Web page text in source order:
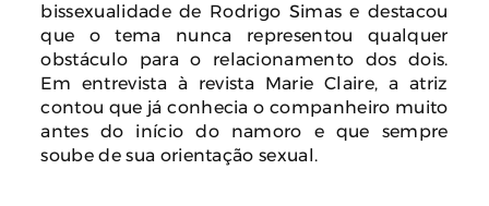
bissexualidade de Rodrigo Simas e destacou
que o tema nunca representou qualquer
obstáculo para o relacionamento dos dois.
Em entrevista à revista Marie Claire, a atriz
contou que já conhecia o companheiro muito
antes do início do namoro e que sempre
soube de sua orientação sexual.